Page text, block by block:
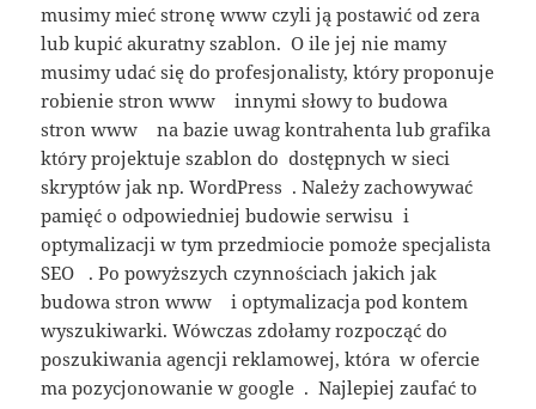
musimy mieć stronę www czyli ją postawić od zera
lub kupić akuratny szablon. O ile jej nie mamy
musimy udać się do profesjonalisty, który proponuje
robienie stron www innymi słowy to budowa
stron www na bazie uwag kontrahenta lub grafika
który projektuje szablon do dostępnych w sieci
skryptów jak np. WordPress . Należy zachowywać
pamięć o odpowiedniej budowie serwisu i
optymalizacji w tym przedmiocie pomoże specjalista
SEO . Po powyższych czynnościach jakich jak
budowa stron www i optymalizacja pod kontem
wyszukiwarki. Wówczas zdołamy rozpocząć do
poszukiwania agencji reklamowej, która w ofercie
ma pozycjonowanie w google . Najlepiej zaufać to